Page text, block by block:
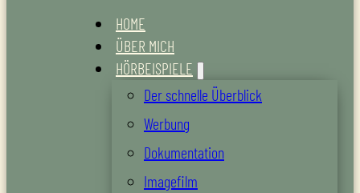
HOME
ÜBER MICH
HÖRBEISPIELE
Der schnelle Überblick
Werbung
Dokumentation
Imagefilm